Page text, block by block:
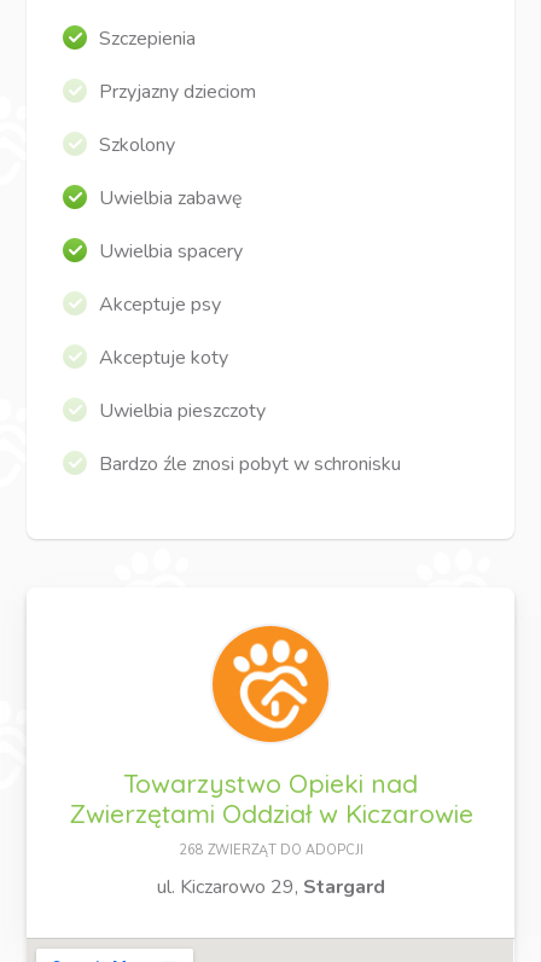
Szczepienia
Przyjazny dzieciom
Szkolony
Uwielbia zabawę
Uwielbia spacery
Akceptuje psy
Akceptuje koty
Uwielbia pieszczoty
Bardzo źle znosi pobyt w schronisku
Towarzystwo Opieki nad
Zwierzętami Oddział w Kiczarowie
268 ZWIERZĄT DO ADOPCJI
ul. Kiczarowo 29, Stargard